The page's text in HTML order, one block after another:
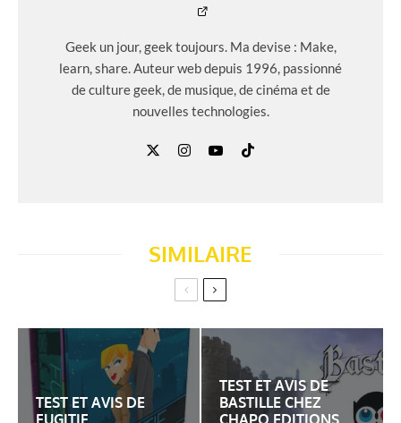
Geek un jour, geek toujours. Ma devise : Make,
learn, share. Auteur web depuis 1996, passionné
de culture geek, de musique, de cinéma et de
nouvelles technologies.
SIMILAIRE
TEST ET AVIS DE
TEST ET AVIS DE
BASTILLE CHEZ